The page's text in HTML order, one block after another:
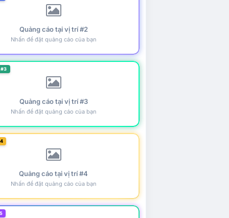
Quảng cáo tại vị trí #2
Nhấn để đặt quảng cáo của bạn
Quảng cáo tại vị trí #3
Nhấn để đặt quảng cáo của bạn
Quảng cáo tại vị trí #4
Nhấn để đặt quảng cáo của bạn